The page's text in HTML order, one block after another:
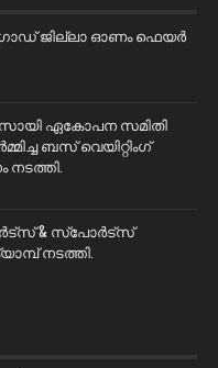
ജില്ലാ ഓണം ഫെയർ
ഏകോപന സമിതി
ബസ് വെയിറ്റിംഗ്
നടത്തി.
& സ്പോർട്സ്
നടത്തി.